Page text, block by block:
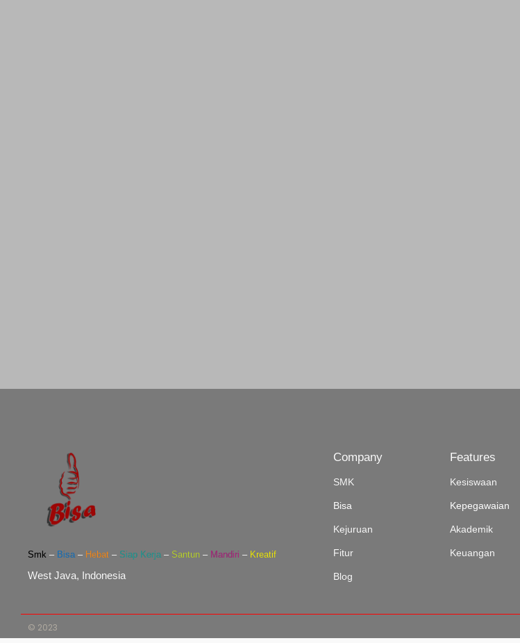
Smk – Bisa – Hebat – Siap Kerja – Santun – Mandiri – Kreatif
West Java, Indonesia
Company
SMK
Bisa
Kejuruan
Fitur
Blog
Features
Kesiswaan
Kepegawaian
Akademik
Keuangan
© 2023